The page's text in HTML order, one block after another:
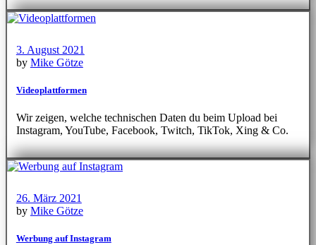
3. August 2021
by Mike Götze
Videoplattformen
Wir zeigen, welche technischen Daten du beim Upload bei
Instagram, YouTube, Facebook, Twitch, TikTok, Xing & Co.
26. März 2021
by Mike Götze
Werbung auf Instagram